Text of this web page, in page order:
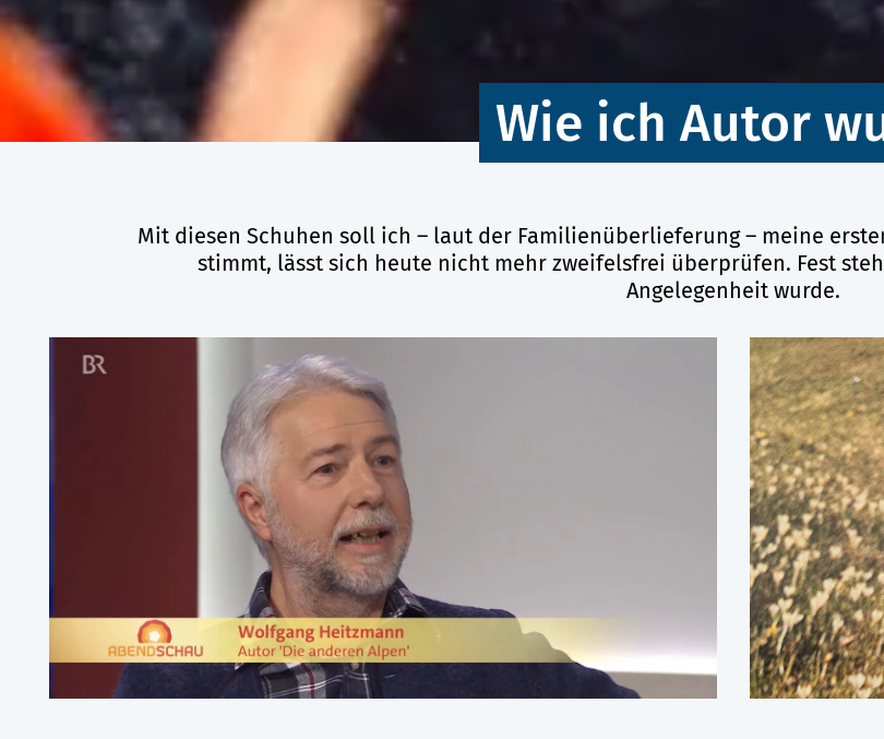
Wie ich Autor
Mit diesen Schuhen soll ich – laut der Familienüberlieferung – meine
stimmt, lässt sich heute nicht mehr zweifelsfrei überprüfen. Fest
Angelegenheit wurde.